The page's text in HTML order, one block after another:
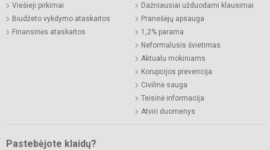
Viešieji pirkimai
Biudžeto vykdymo ataskaitos
Finansinės ataskaitos
Dažniausiai užduodami klausimai
Pranešėjų apsauga
1,2% parama
Neformalusis švietimas
Aktualu mokiniams
Korupcijos prevencija
Civilinė sauga
Teisinė informacija
Atviri duomenys
Pastebėjote klaidų?